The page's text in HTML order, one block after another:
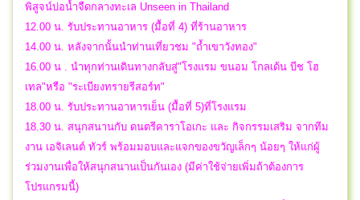
พิสูจน์บ่อน้ำจืดกลางทะเล Unseen in Thailand
12.00 น. รับประทานอาหาร (มื้อที่ 4) ที่ร้านอาหาร
14.00 น. หลังจากนั้นนำท่านเที่ยวชม "ถ้ำเขาวังทอง"
16.00 น . นำทุกท่านเดินทางกลับสู่"โรงแรม ขนอม โกลเด้น บีช โฮ
เทล"หรือ "ระเบียงทรายรีสอร์ท"
18.00 น. รับประทานอาหารเย็น (มื้อที่ 5)ที่โรงแรม
18.30 น. สนุกสนานกับ ดนตรีคาราโอเกะ และ กิจกรรมเสริม จากทีม
งาน เอจิเลนต์ ทัวร์ พร้อมมอบและแจกของขวัญเล็กๆ น้อยๆ ให้แก่ผู้
ร่วมงานเพื่อให้สนุกสนานเป็นกันเอง (มีค่าใช้จ่ายเพิ่มถ้าต้องการ
โปรแกรมนี้)